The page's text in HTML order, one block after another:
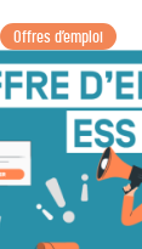
Offres d’emploi